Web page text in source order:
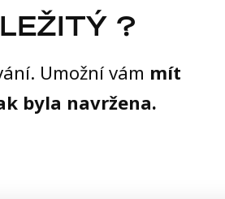
?
Umožní vám mít
byla navržena.